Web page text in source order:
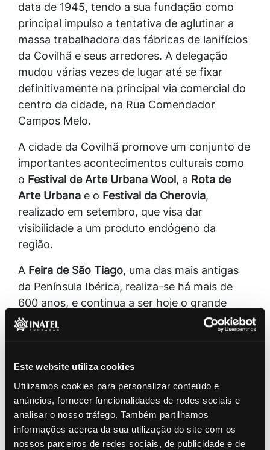
Este website utiliza cookies
Utilizamos cookies para personalizar conteúdo e
anúncios, fornecer funcionalidades de redes sociais e
analisar o nosso tráfego. Também partilhamos
informações acerca da sua utilização do site com os
nossos parceiros de redes sociais, de publicidade e de
data de 1945, tendo a sua fundação como
principal impulso a tentativa de aglutinar a
massa trabalhadora das fábricas de lanifícios
da Covilhã e seus arredores. A delegação
mudou várias vezes de lugar até se fixar
definitivamente na principal via comercial do
centro da cidade, na Rua Comendador
Campos Melo.
A cidade da Covilhã promove um conjunto de
importantes acontecimentos culturais como
o Festival de Arte Urbana Wool, a Rota de
Arte Urbana e o Festival da Cherovia,
realizado em setembro, que visa dar
visibilidade a um produto endógeno da
região.
A Feira de São Tiago, uma das mais antigas
da Península Ibérica, realiza-se há mais de
600 anos, e continua a ser hoje o grande
ponto de encontro da população, no local
onde se transacionavam panos de lã
de linho, buréis e mantas, panos baixos e
grossos, e outros materiais de outras
paragens, como as vergas, os vimes ou a
olaria.
Outros locais de interesse na cidade, incluem